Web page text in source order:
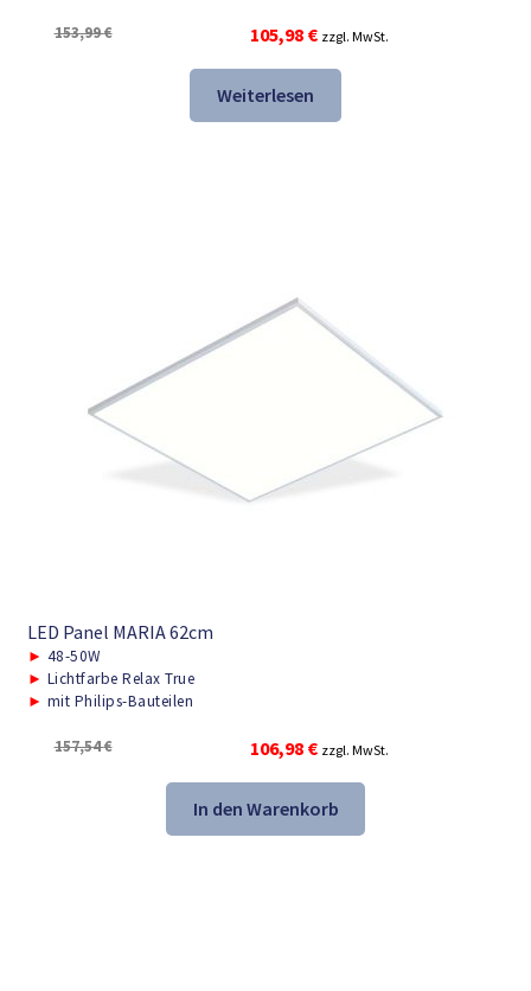
153,99€
Ursprünglicher
Preis
war:
153,99 €
105,98 €Aktueller
Preis
105,98 €.
zzgl. MwSt.
Weiterlesen
LED Panel MARIA 62cm
► 48-50W
► Lichtfarbe Relax True
► mit Philips-Bauteilen
157,54€
Ursprünglicher
Preis
war:
157,54 €
106,98 €Aktueller
Preis
ist:
106,98 €.
zzgl. MwSt.
In den Warenkorb